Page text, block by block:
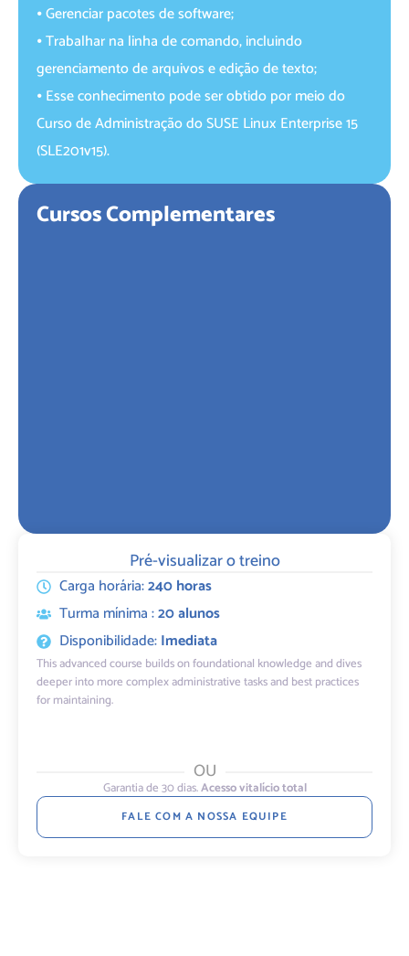
⦁ Gerenciar pacotes de software;
⦁ Trabalhar na linha de comando, incluindo
gerenciamento de arquivos e edição de texto;
⦁ Esse conhecimento pode ser obtido por meio do
Curso de Administração do SUSE Linux Enterprise 15
(SLE201v15).
Cursos Complementares
Pré-visualizar o treino
Carga horária:240 horas
Turma mínima :20 alunos
Disponibilidade:Imediata
This advanced course builds on foundational knowledge and dives
deeper into more complex administrative tasks and best practices
for maintaining.
OU
Garantia de 30 dias.Acesso vitalício total
FALE COM A NOSSA EQUIPE